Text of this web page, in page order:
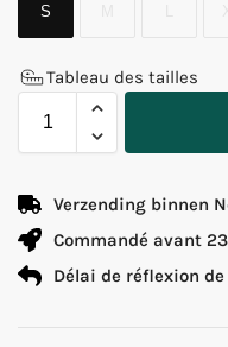
S
Tableau des tailles
Verzending binnen
Commandé avant
Délai de réflexion